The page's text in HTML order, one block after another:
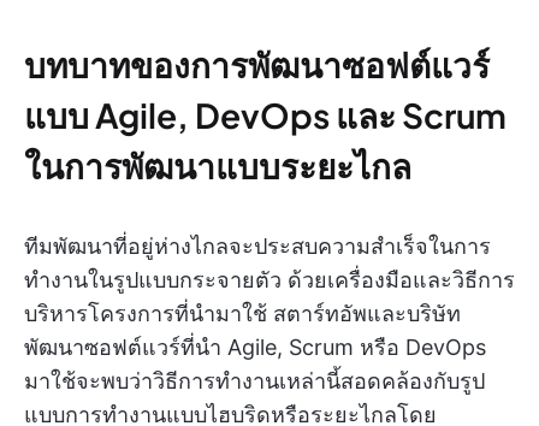
บทบาทของการพัฒนาซอฟต์แวร์
แบบ Agile, DevOps และ Scrum
ในการพัฒนาแบบระยะไกล
ทีมพัฒนาที่อยู่ห่างไกลจะประสบความสำเร็จในการ
ทำงานในรูปแบบกระจายตัว ด้วยเครื่องมือและวิธีการ
บริหารโครงการที่นำมาใช้ สตาร์ทอัพและบริษัท
พัฒนาซอฟต์แวร์ที่นำ Agile, Scrum หรือ DevOps
มาใช้จะพบว่าวิธีการทำงานเหล่านี้สอดคล้องกับรูป
แบบการทำงานแบบไฮบริดหรือระยะไกลโดย